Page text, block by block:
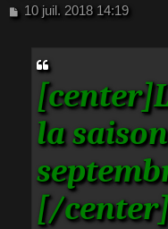
M10 juil. 2018 14:19
la
[/